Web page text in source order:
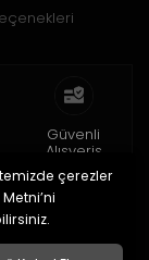
Güvenli
Alışveriş
256bit SSL ile
çerezler